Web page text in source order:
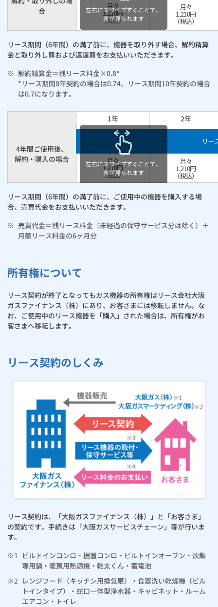
合
月々
1,210円
（税込）
月々
1,210円
（税込）
左右にスワイプすることで、
表が見られます
リース期間（6年間）の満了前に、機器を取り外す場合、解約精算
金と取り外し費および返還費をお支払いいただきます。
※ 解約精算金＝残リース料金×0.8*
*リース期間8年契約の場合は0.74、リース期間10年契約の場合
は0.7になります。
1年 2年
4年間ご使用後、
解約・購入の場合
リー
月々
1,210円
（税込）
月々
1,210円
（税込）
左右にスワイプすることで、
表が見られます
リース期間（6年間）の満了前に、ご使用中の機器を購入する場
合、売買代金をお支払いいただきます。
※ 売買代金＝残リース料金（未経過の保守サービス分は除く）＋
月額リース料金の6ヶ月分
所有権について
リース契約が終了となってもガス機器の所有権はリース会社大阪
ガスファイナンス（株）にあり、お客さまには移転しません。な
お、ご使用中のリース機器を「購入」された場合は、所有権がお
客さまへ移転します。
リース契約のしくみ
リース契約は、「大阪ガスファイナンス（株）」と「お客さま」
の契約です。手続きは「大阪ガスサービスチェーン」等が行いま
す。
※1 ビルトインコンロ・据置コンロ・ビルトインオーブン・炊飯
専用鍋・暖房用熱源機・乾太くん・蓄電池
※2 レンジフード（キッチン用換気扇）・食器洗い乾燥機（ビル
トインタイプ）・蛇口一体型浄水器・キャビネット・ルーム
エアコン・トイレ